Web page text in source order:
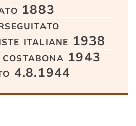
1883
italiane 1938
1943
4.8.1944